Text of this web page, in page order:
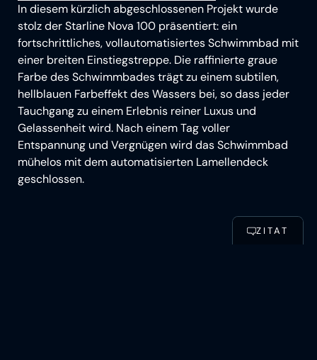
ZITAT
In diesem kürzlich abgeschlossenen Projekt wurde
stolz der Starline Nova 100 präsentiert: ein
fortschrittliches, vollautomatisiertes Schwimmbad mit
einer breiten Einstiegstreppe. Die raffinierte graue
Farbe des Schwimmbades trägt zu einem subtilen,
hellblauen Farbeffekt des Wassers bei, so dass jeder
Tauchgang zu einem Erlebnis reiner Luxus und
Gelassenheit wird. Nach einem Tag voller
Entspannung und Vergnügen wird das Schwimmbad
mühelos mit dem automatisierten Lamellendeck
geschlossen.